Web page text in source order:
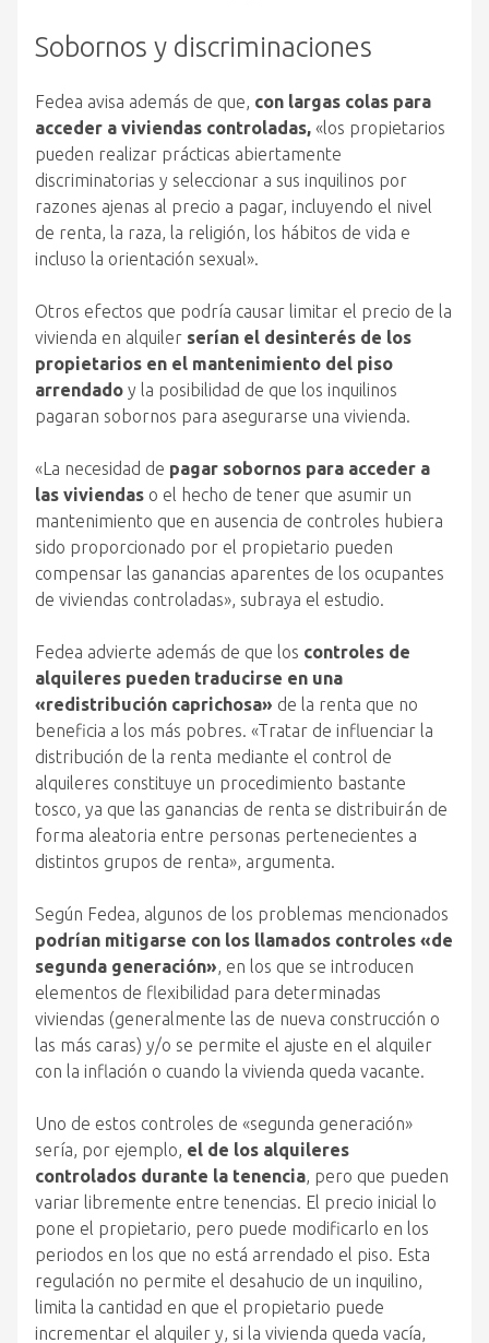
Sobornos y discriminaciones
Fedea avisa además de que, con largas colas para
acceder a viviendas controladas, «los propietarios
pueden realizar prácticas abiertamente
discriminatorias y seleccionar a sus inquilinos por
razones ajenas al precio a pagar, incluyendo el nivel
de renta, la raza, la religión, los hábitos de vida e
incluso la orientación sexual».
Otros efectos que podría causar limitar el precio de la
vivienda en alquiler serían el desinterés de los
propietarios en el mantenimiento del piso
arrendado y la posibilidad de que los inquilinos
pagaran sobornos para asegurarse una vivienda.
«La necesidad de pagar sobornos para acceder a
las viviendas o el hecho de tener que asumir un
mantenimiento que en ausencia de controles hubiera
sido proporcionado por el propietario pueden
compensar las ganancias aparentes de los ocupantes
de viviendas controladas», subraya el estudio.
Fedea advierte además de que los controles de
alquileres pueden traducirse en una
«redistribución caprichosa» de la renta que no
beneficia a los más pobres. «Tratar de influenciar la
distribución de la renta mediante el control de
alquileres constituye un procedimiento bastante
tosco, ya que las ganancias de renta se distribuirán de
forma aleatoria entre personas pertenecientes a
distintos grupos de renta», argumenta.
Según Fedea, algunos de los problemas mencionados
podrían mitigarse con los llamados controles «de
segunda generación», en los que se introducen
elementos de flexibilidad para determinadas
viviendas (generalmente las de nueva construcción o
las más caras) y/o se permite el ajuste en el alquiler
con la inflación o cuando la vivienda queda vacante.
Uno de estos controles de «segunda generación»
sería, por ejemplo, el de los alquileres
controlados durante la tenencia, pero que pueden
variar libremente entre tenencias. El precio inicial lo
pone el propietario, pero puede modificarlo en los
periodos en los que no está arrendado el piso. Esta
regulación no permite el desahucio de un inquilino,
limita la cantidad en que el propietario puede
incrementar el alquiler y, si la vivienda queda vacía,